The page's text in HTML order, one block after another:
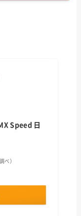
Speed 日
べ）